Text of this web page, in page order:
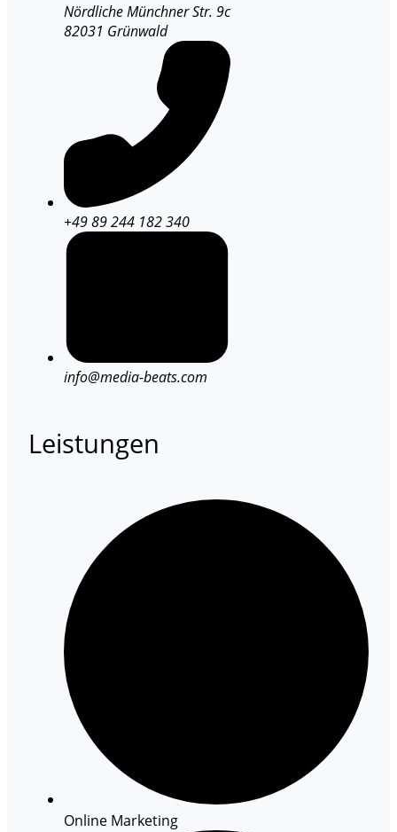
Nördliche Münchner Str. 9c
82031 Grünwald
+49 89 244 182 340
info@media-beats.com
Leistungen
Online Marketing